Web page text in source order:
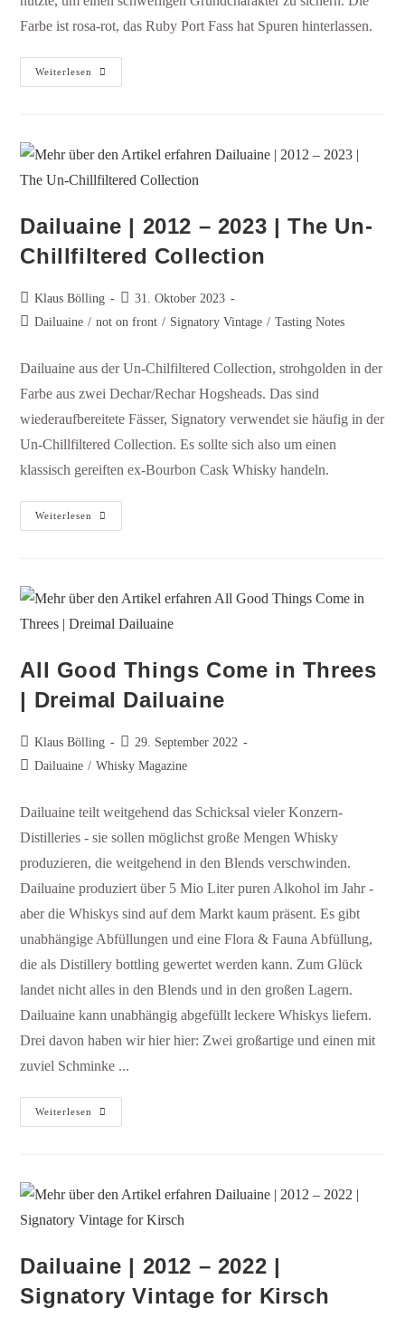
Farbe ist rosa-rot, das Ruby Port Fass hat Spuren hinterlassen.
Weiterlesen
Dailuaine | ​2012 – 2023 | The Un-
Chillfiltered Collection
Klaus Bölling
31. Oktober 2023
Dailuaine / not on front / Signatory Vintage / Tasting Notes
Dailuaine aus der Un-Chilfiltered Collection, strohgolden in der
Farbe aus zwei Dechar/Rechar Hogsheads. Das sind
wiederaufbereitete Fässer, Signatory verwendet sie häufig in der
Un-Chillfiltered Collection. Es sollte sich also um einen
klassisch gereiften ex-Bourbon Cask Whisky handeln.
Weiterlesen
All Good Things Come in Threes
| Dreimal Dailuaine
Klaus Bölling
29. September 2022
Dailuaine / Whisky Magazine
Dailuaine teilt weitgehend das Schicksal vieler Konzern-
Distilleries - sie sollen möglichst große Mengen Whisky
produzieren, die weitgehend in den Blends verschwinden.
Dailuaine produziert über 5 Mio Liter puren Alkohol im Jahr -
aber die Whiskys sind auf dem Markt kaum präsent. Es gibt
unabhängige Abfüllungen und eine Flora & Fauna Abfüllung,
die als Distillery bottling gewertet werden kann. Zum Glück
landet nicht alles in den Blends und in den großen Lagern.
Dailuaine kann unabhängig abgefüllt leckere Whiskys liefern.
Drei davon haben wir hier hier: Zwei großartige und einen mit
zuviel Schminke ...
Weiterlesen
Dailuaine | 2012 – 2022 |
Signatory Vintage for Kirsch